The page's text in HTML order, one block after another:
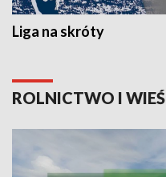
Liga na skróty
ROLNICTWO I WIEŚ